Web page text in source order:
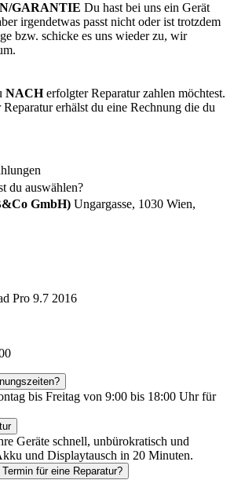
GARANTIE Du hast bei uns ein Gerät
irgendetwas passt nicht oder ist trotzdem
bzw. schicke es uns wieder zu, wir
NACHerfolgter Reparatur zahlen möchtest.
erhälst du eine Rechnung die du
du auswählen?
GmbH) Ungargasse, 1030 Wien,
Pro 9.7 2016
bis Freitag von 9:00 bis 18:00 Uhr für
Geräte schnell, unbürokratisch und
und Displaytausch in 20 Minuten.
für eine Reparatur?